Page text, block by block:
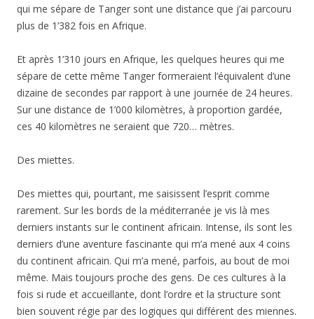
qui me sépare de Tanger sont une distance que j’ai parcouru
plus de 1’382 fois en Afrique.
Et après 1’310 jours en Afrique, les quelques heures qui me
sépare de cette même Tanger formeraient l’équivalent d’une
dizaine de secondes par rapport à une journée de 24 heures.
Sur une distance de 1’000 kilomètres, à proportion gardée,
ces 40 kilomètres ne seraient que 720… mètres.
Des miettes.
Des miettes qui, pourtant, me saisissent l’esprit comme
rarement. Sur les bords de la méditerranée je vis là mes
derniers instants sur le continent africain. Intense, ils sont les
derniers d’une aventure fascinante qui m’a mené aux 4 coins
du continent africain. Qui m’a mené, parfois, au bout de moi
même. Mais toujours proche des gens. De ces cultures à la
fois si rude et accueillante, dont l’ordre et la structure sont
bien souvent régie par des logiques qui différent des miennes.